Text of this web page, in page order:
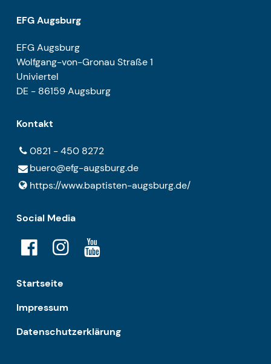
EFG Augsburg
EFG Augsburg
Wolfgang-von-Gronau Straße 1
Univiertel
DE - 86159 Augsburg
Kontakt
0821 - 450 8272
buero@​efg-augsburg.​de
https://www.​baptisten-augsburg.​de/
Social Media
Startseite
Impressum
Datenschutzerklärung